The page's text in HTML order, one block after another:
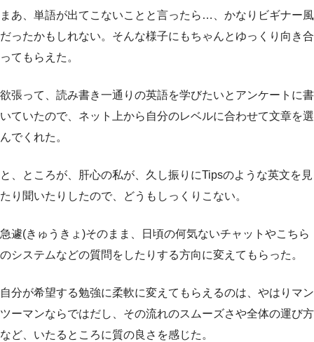
まあ、単語が出てこないことと言ったら…、かなりビギナー風
だったかもしれない。そんな様子にもちゃんとゆっくり向き合
ってもらえた。
欲張って、読み書き一通りの英語を学びたいとアンケートに書
いていたので、ネット上から自分のレベルに合わせて文章を選
んでくれた。
と、ところが、肝心の私が、久し振りにTipsのような英文を見
たり聞いたりしたので、どうもしっくりこない。
急遽(きゅうきょ)そのまま、日頃の何気ないチャットやこちら
のシステムなどの質問をしたりする方向に変えてもらった。
自分が希望する勉強に柔軟に変えてもらえるのは、やはりマン
ツーマンならではだし、その流れのスムーズさや全体の運び方
など、いたるところに質の良さを感じた。